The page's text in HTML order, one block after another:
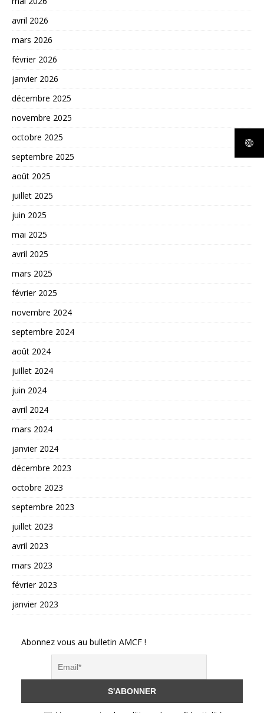
avril 2026
mars 2026
février 2026
janvier 2026
décembre 2025
novembre 2025
octobre 2025
septembre 2025
août 2025
juillet 2025
juin 2025
mai 2025
avril 2025
mars 2025
février 2025
novembre 2024
septembre 2024
août 2024
juillet 2024
juin 2024
avril 2024
mars 2024
janvier 2024
décembre 2023
octobre 2023
septembre 2023
juillet 2023
avril 2023
mars 2023
février 2023
janvier 2023
Abonnez vous au bulletin AMCF !